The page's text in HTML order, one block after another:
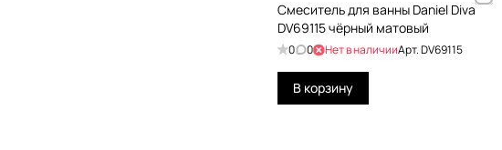
Смеситель для ванны Daniel Diva
DV69115 чёрный матовый
0 0 Нет в наличииАрт.DV69115
В корзину